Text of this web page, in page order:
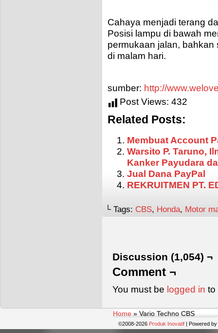
Cahaya menjadi terang
Posisi lampu di bawah
permukaan jalan,
di malam hari.
sumber: http://
Post Views: 432
Related Posts:
Membuat Account
Warsito P. Taruno,
Kanker Payudara
Jual Dana PayPal
REKRUITMEN PT.
└ Tags: CBS, Honda, Motor
Discussion (1,054) ¬
Comment ¬
You must be logged in to
Home» Vario Techno CBS
©2008-2026 Produk Inovatif | Powered by